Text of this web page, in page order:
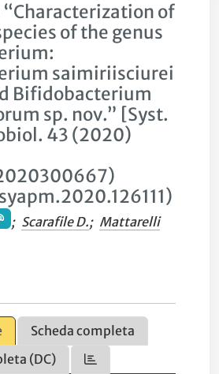
of
of the genus
saimiriisciurei
Bifidobacterium
sp. nov.” [Syst.
43 (2020)
; Scarafile D.; Mattarelli
Scheda completa
(DC)